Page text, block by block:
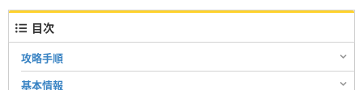
目次
攻略手順
基本情報